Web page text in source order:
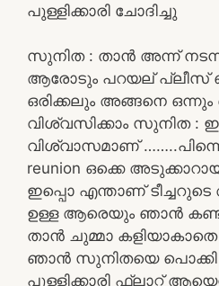
പുള്ളിക്കാരി ചോദിച്ചു
സുനിത : താൻ അന്ന്
ആരോടും പറയല്
ഒരിക്കലും അങ്ങനെ
വിശ്വസിക്കാം സുനിത :
വിശ്വാസമാണ്
reunion ഒക്കെ
ഇപ്പൊ എന്താണ്
ഉള്ള ആരെയും ഞാൻ
താൻ ചുമ്മാ
ഞാൻ സുനിതയെ പൊക്കി
പുള്ളിക്കാരി ഫ്ലാറ്റ്